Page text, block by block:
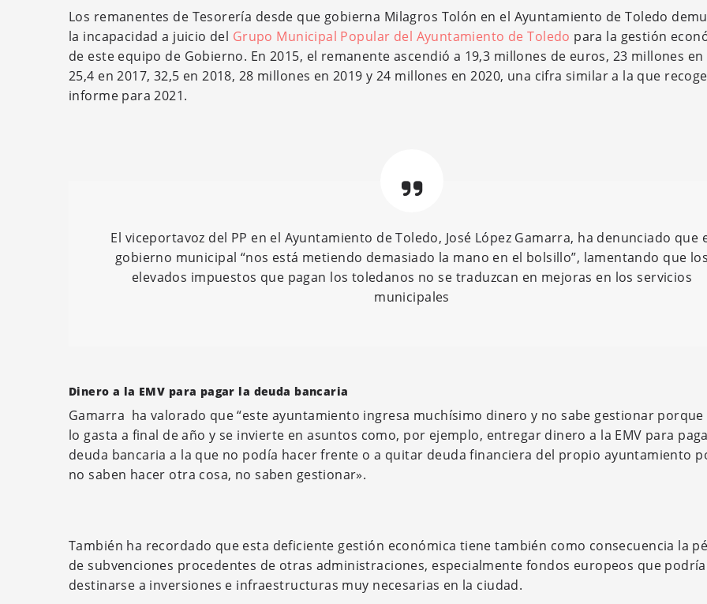
Los remanentes de Tesorería desde que gobierna Milagros Tolón en el Ayuntamiento de Toledo
la incapacidad a juicio del Grupo Municipal Popular del Ayuntamiento de Toledo para la gestión
de este equipo de Gobierno. En 2015, el remanente ascendió a 19,3 millones de euros, 23 millones en
25,4 en 2017, 32,5 en 2018, 28 millones en 2019 y 24 millones en 2020, una cifra similar a la que
informe para 2021.
El viceportavoz del PP en el Ayuntamiento de Toledo, José López Gamarra, ha denunciado que
gobierno municipal “nos está metiendo demasiado la mano en el bolsillo”, lamentando que
elevados impuestos que pagan los toledanos no se traduzcan en mejoras en los servicios
municipales
Dinero a la EMV para pagar la deuda bancaria
Gamarra ha valorado que “este ayuntamiento ingresa muchísimo dinero y no sabe gestionar porque
lo gasta a final de año y se invierte en asuntos como, por ejemplo, entregar dinero a la EMV para
deuda bancaria a la que no podía hacer frente o a quitar deuda financiera del propio ayuntamiento
no saben hacer otra cosa, no saben gestionar».
También ha recordado que esta deficiente gestión económica tiene también como consecuencia la
de subvenciones procedentes de otras administraciones, especialmente fondos europeos que
destinarse a inversiones e infraestructuras muy necesarias en la ciudad.